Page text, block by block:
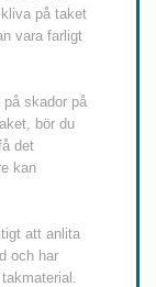
på taket
vara farligt
på skador på
bör du
det
kan
att anlita
och har